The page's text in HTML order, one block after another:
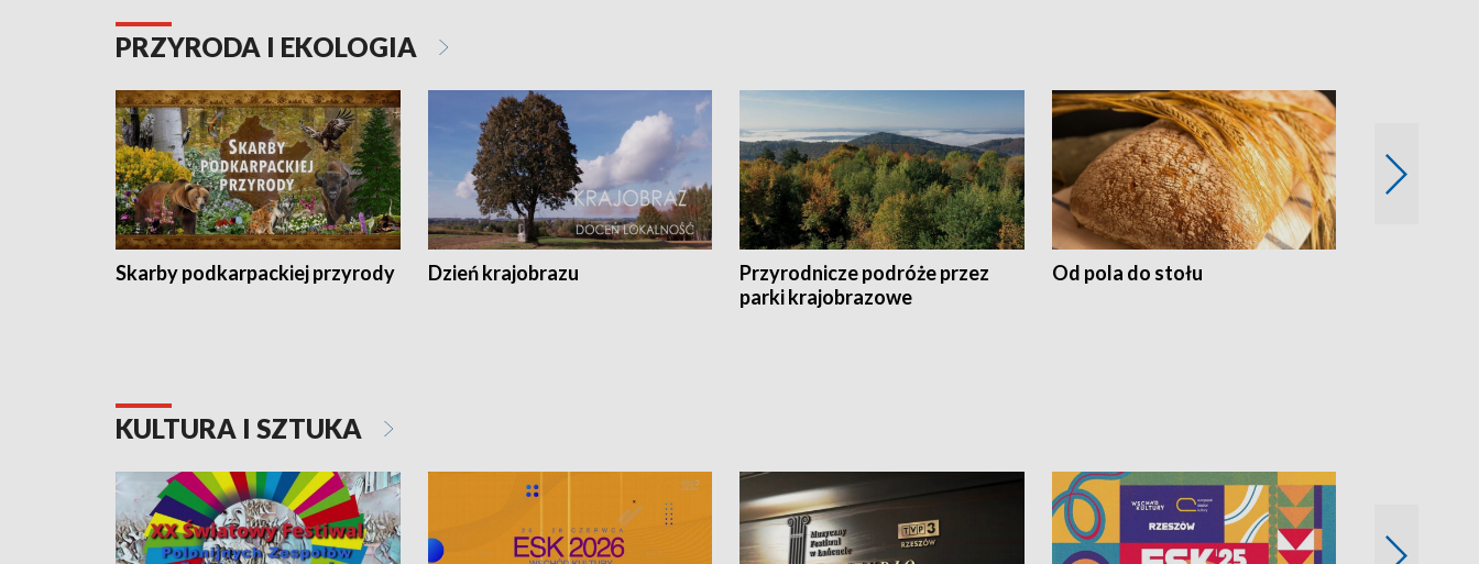
PRZYRODA I EKOLOGIA
Skarby podkarpackiej przyrody Dzień krajobrazu
Przyrodnicze podróże przez
parki krajobrazowe
Od pola do stołu
KULTURA I SZTUKA